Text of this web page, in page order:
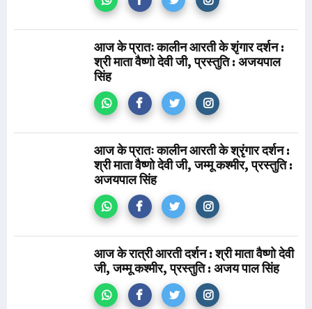
आज के प्रातः कालीन आरती के शृंगार दर्शन :
श्री माता वैष्णो देवी जी, प्रस्तुति : अजयपाल
सिंह
आज के प्रातः कालीन आरती के श्रृंगार दर्शन :
श्री माता वैष्णो देवी जी, जम्मू कश्मीर, प्रस्तुति :
अजयपाल सिंह
आज के रात्री आरती दर्शन : श्री माता वैष्णो देवी
जी, जम्मू कश्मीर, प्रस्तुति : अजय पाल सिंह